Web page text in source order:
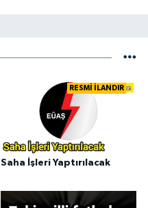
RESMİ İLANDIR
Saha İşleri Yaptırılacak